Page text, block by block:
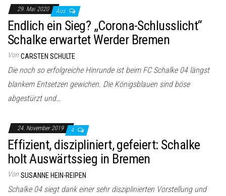
29. Mai 2020 Aus
Endlich ein Sieg? „Corona-Schlusslicht“
Schalke erwartet Werder Bremen
Von CARSTEN SCHULTE
Die noch so erfolgreiche Hinrunde ist beim FC Schalke 04 längst
blankem Entsetzen gewichen. Die Königsblauen sind böse
abgestürzt und…
24. November 2019 4
Effizient, diszipliniert, gefeiert: Schalke
holt Auswärtssieg in Bremen
Von SUSANNE HEIN-REIPEN
Schalke 04 siegt dank einer sehr disziplinierten Vorstellung und